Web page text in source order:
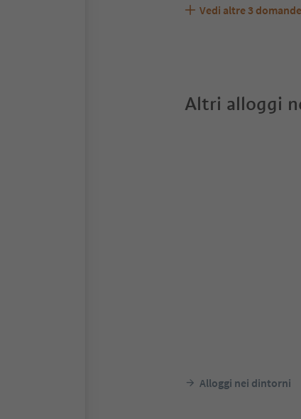
Am Gries accetta
Quali servizi/attività
Gli ospiti di Am Gries
Vedi altre 3 domande
Altri alloggi
Alloggi nei dintorni